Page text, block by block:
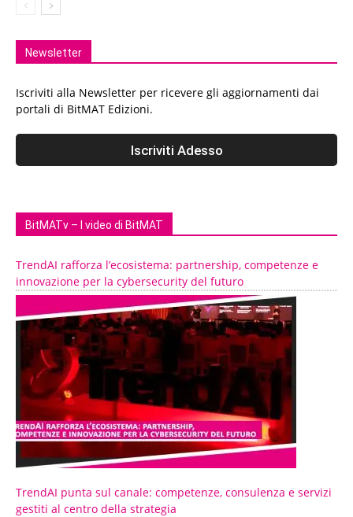
Newsletter
Iscriviti alla Newsletter per ricevere gli aggiornamenti dai
portali di BitMAT Edizioni.
BitMATv – I video di BitMAT
TrendAI rafforza l’ecosistema: partnership, competenze e
innovazione per la cybersecurity del futuro
TrendAI punta sul canale: competenze, consulenza e servizi
gestiti al centro della strategia